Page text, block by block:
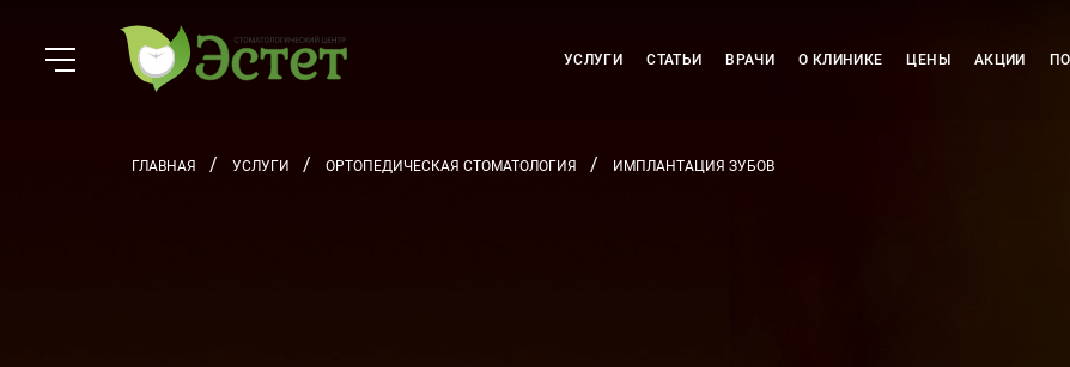
УСЛУГИ СТАТЬИ ВРАЧИ О КЛИНИКЕ ЦЕНЫ АКЦИИ
ГЛАВНАЯ УСЛУГИ ОРТОПЕДИЧЕСКАЯ СТОМАТОЛОГИЯ ИМПЛАНТАЦИЯ ЗУБОВ